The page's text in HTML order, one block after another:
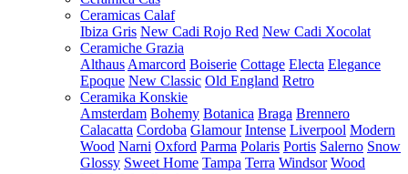
Ceramicas Calaf
Ibiza Gris New Cadi Rojo Red New Cadi Xocolat
Ceramiche Grazia
Althaus Amarcord Boiserie Cottage Electa Elegance
Epoque New Classic Old England Retro
Ceramika Konskie
Amsterdam Bohemy Botanica Braga Brennero
Calacatta Cordoba Glamour Intense Liverpool Modern
Wood Narni Oxford Parma Polaris Portis Salerno Snow
Glossy Sweet Home Tampa Terra Windsor Wood